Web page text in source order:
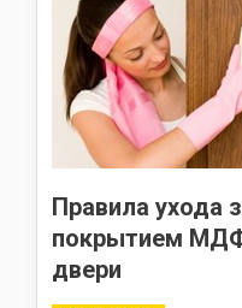
Правила ухода
покрытием
двери